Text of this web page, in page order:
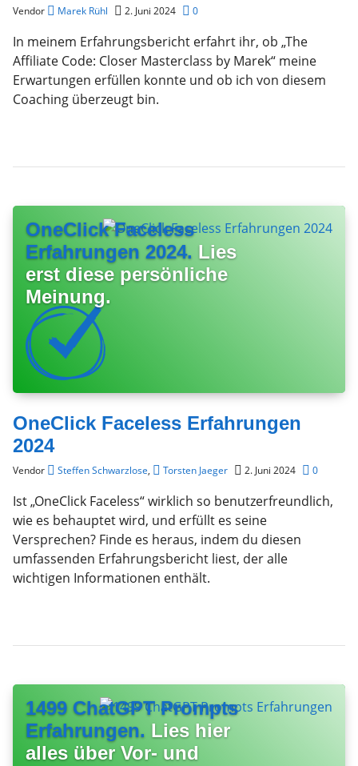
Vendor Marek Rühl 2. Juni 2024 0
In meinem Erfahrungsbericht erfahrt ihr, ob „The
Affiliate Code: Closer Masterclass by Marek“ meine
Erwartungen erfüllen konnte und ob ich von diesem
Coaching überzeugt bin.
OneClick Faceless
Erfahrungen 2024. Lies
erst diese persönliche
Meinung.
OneClick Faceless Erfahrungen
2024
Vendor Steffen Schwarzlose, Torsten Jaeger 2. Juni 2024 0
Ist „OneClick Faceless“ wirklich so benutzerfreundlich,
wie es behauptet wird, und erfüllt es seine
Versprechen? Finde es heraus, indem du diesen
umfassenden Erfahrungsbericht liest, der alle
wichtigen Informationen enthält.
1499 ChatGPT Prompts
Erfahrungen. Lies hier
alles über Vor- und